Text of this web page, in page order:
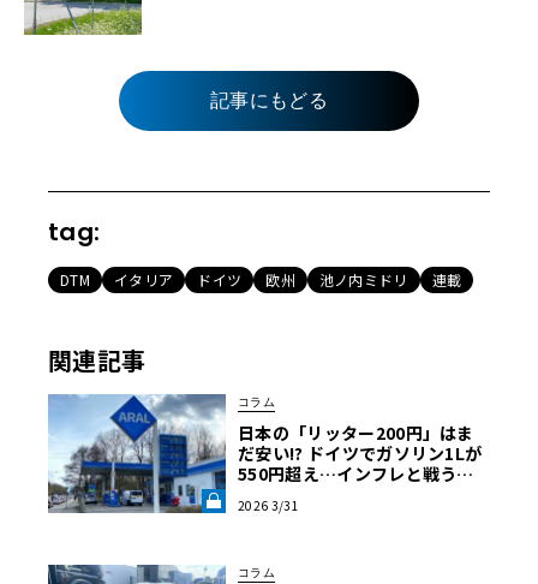
記事にもどる
tag:
DTM イタリア ドイツ 欧州 池ノ内ミドリ 連載
関連記事
コラム
日本の「リッター200円」はま
だ安い!? ドイツでガソリン1Lが
550円超え…インフレと戦うア
VOLANT LAB》
2026 3/31
コラム